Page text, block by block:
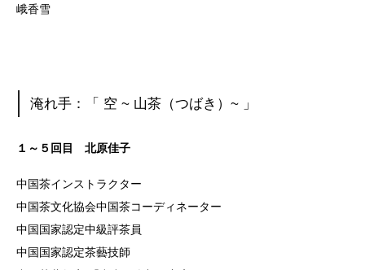
峨香雪
淹れ手：「 空 ~ 山茶（つばき）~ 」
１～５回目 北原佳子
中国茶インストラクター
中国茶文化協会中国茶コーディネーター
中国国家認定中級評茶員
中国国家認定茶藝技師